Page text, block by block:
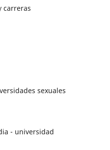
carreras
sexuales
- universidad